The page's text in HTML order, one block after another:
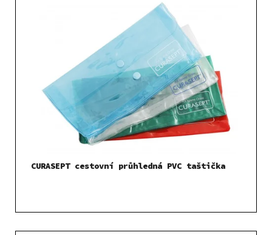
CURASEPT cestovní průhledná PVC taštička